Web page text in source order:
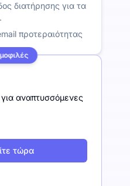
διατήρησης για τα
προτεραιότητας
αναπτυσσόμενες
τώρα